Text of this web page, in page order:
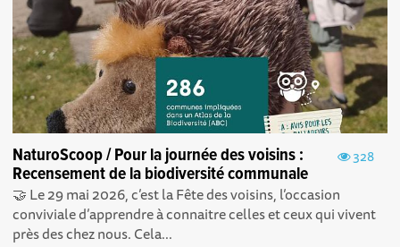
328
NaturoScoop / Pour la journée des voisins :
Recensement de la biodiversité communale
🤝 Le 29 mai 2026, c’est la Fête des voisins, l’occasion
conviviale d’apprendre à connaitre celles et ceux qui vivent
près des chez nous. Cela...